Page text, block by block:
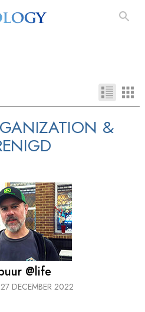
&
@life
27 DECEMBER 2022